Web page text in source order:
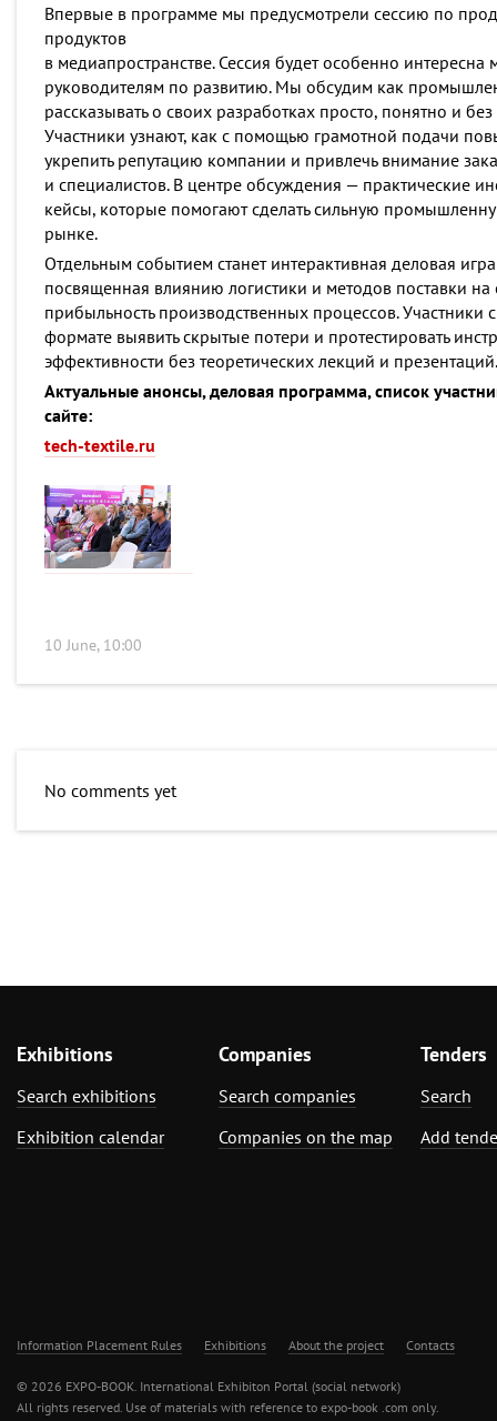
Впервые в программе мы предусмотрели сессию по
продуктов
в медиапространстве. Сессия будет особенно интересна
руководителям по развитию. Мы обсудим как
рассказывать о своих разработках просто, понятно и
Участники узнают, как с помощью грамотной подачи
укрепить репутацию компании и привлечь внимание
и специалистов. В центре обсуждения — практические
кейсы, которые помогают сделать сильную
рынке.
Отдельным событием станет интерактивная деловая
посвященная влиянию логистики и методов поставки на
прибыльность производственных процессов. Участники
формате выявить скрытые потери и протестировать
эффективности без теоретических лекций и презентаций.
Актуальные анонсы, деловая программа, список
сайте:
tech-textile.ru
10 June, 10:00
No comments yet
Exhibitions
Search exhibitions
Exhibition calendar
Companies
Search companies
Companies on the map
Tenders
Search
Add
Information Placement Rules Exhibitions About the project Contacts
© 2026 EXPO-BOOK. International Exhibiton Portal (social network)
All rights reserved. Use of materials with reference to expo-book .com only.